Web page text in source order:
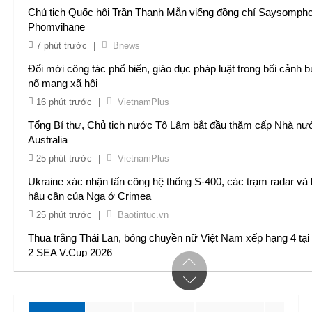
Sức khỏe
Thời tiết
Chủ tịch Quốc hội Trần Thanh Mẫn viếng đồng chí
Phomvihane
7 phút trước Bnews
Đổi mới công tác phổ biến, giáo dục pháp luật trong bối cảnh
nổ mạng xã hội
16 phút trước VietnamPlus
Tổng Bí thư, Chủ tịch nước Tô Lâm bắt đầu thăm cấp Nhà
Australia
25 phút trước VietnamPlus
Ukraine xác nhận tấn công hệ thống S-400, các trạm radar và
hậu cần của Nga ở Crimea
25 phút trước Baotintuc.vn
Thua trắng Thái Lan, bóng chuyền nữ Việt Nam xếp hạng 4 tại
2 SEA V.Cup 2026
30 phút trước | TT&VH
Thúc đẩy thanh toán số, kiến tạo xã hội số
TIN XEM NHIỀU